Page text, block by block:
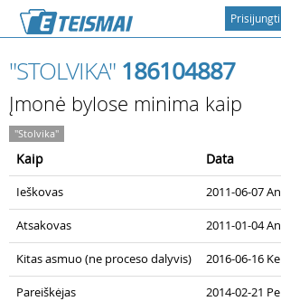
Prisijungti
"STOLVIKA" 186104887
Įmonė bylose minima kaip
"Stolvika"
Kaip Data
Ieškovas 2011-06-07 An
Atsakovas 2011-01-04 An
Kitas asmuo (ne proceso dalyvis) 2016-06-16 Ke
Pareiškėjas 2014-02-21 Pe